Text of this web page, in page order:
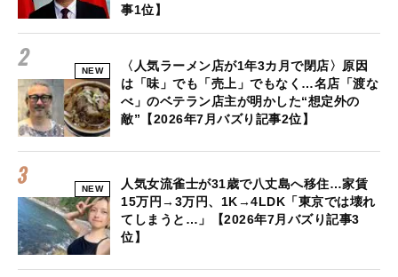
事1位】
NEW
〈人気ラーメン店が1年3カ月で閉店〉原因
は「味」でも「売上」でもなく…名店「渡な
べ」のベテラン店主が明かした“想定外の
敵”【2026年7月バズり記事2位】
NEW
人気女流雀士が31歳で八丈島へ移住…家賃
15万円→3万円、1K→4LDK「東京では壊れ
てしまうと…」【2026年7月バズり記事3
位】